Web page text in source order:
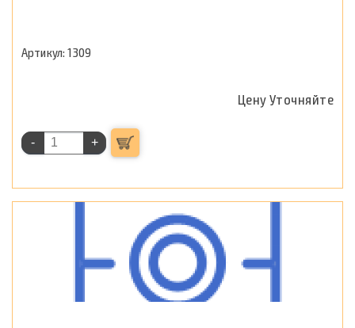
1309
Цену Уточняйте
- +